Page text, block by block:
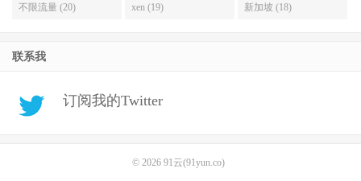
不限流量 (20) xen (19) 新加坡 (18)
联系我
订阅我的Twitter
© 2026 91云(91yun.co)